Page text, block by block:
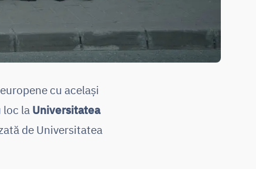
cu același
loc la Universitatea
de Universitatea